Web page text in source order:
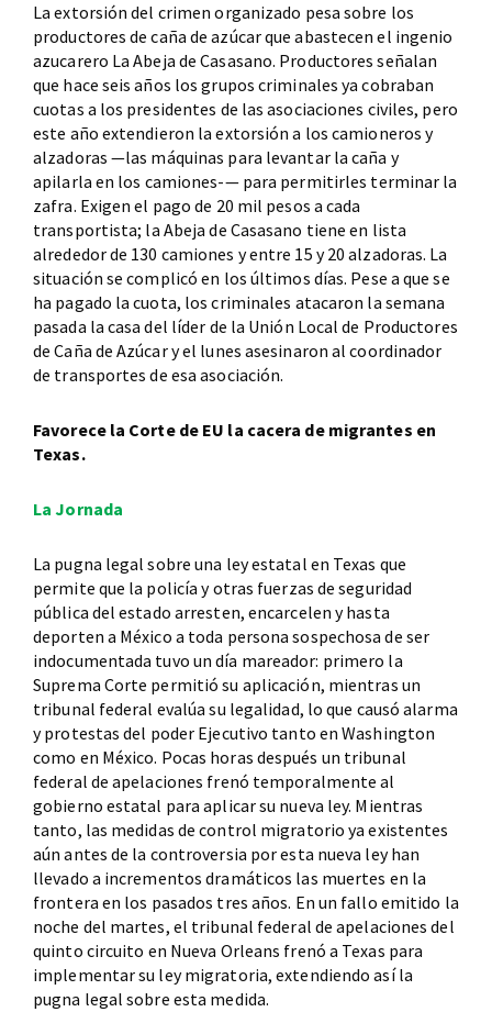
La extorsión del crimen organizado pesa sobre los
productores de caña de azúcar que abastecen el ingenio
azucarero La Abeja de Casasano. Productores señalan
que hace seis años los grupos criminales ya cobraban
cuotas a los presidentes de las asociaciones civiles, pero
este año extendieron la extorsión a los camioneros y
alzadoras —las máquinas para levantar la caña y
apilarla en los camiones-— para permitirles terminar la
zafra. Exigen el pago de 20 mil pesos a cada
transportista; la Abeja de Casasano tiene en lista
alrededor de 130 camiones y entre 15 y 20 alzadoras. La
situación se complicó en los últimos días. Pese a que se
ha pagado la cuota, los criminales atacaron la semana
pasada la casa del líder de la Unión Local de Productores
de Caña de Azúcar y el lunes asesinaron al coordinador
de transportes de esa asociación.
Favorece la Corte de EU la cacera de migrantes en
Texas.
La Jornada
La pugna legal sobre una ley estatal en Texas que
permite que la policía y otras fuerzas de seguridad
pública del estado arresten, encarcelen y hasta
deporten a México a toda persona sospechosa de ser
indocumentada tuvo un día mareador: primero la
Suprema Corte permitió su aplicación, mientras un
tribunal federal evalúa su legalidad, lo que causó alarma
y protestas del poder Ejecutivo tanto en Washington
como en México. Pocas horas después un tribunal
federal de apelaciones frenó temporalmente al
gobierno estatal para aplicar su nueva ley. Mientras
tanto, las medidas de control migratorio ya existentes
aún antes de la controversia por esta nueva ley han
llevado a incrementos dramáticos las muertes en la
frontera en los pasados tres años. En un fallo emitido la
noche del martes, el tribunal federal de apelaciones del
quinto circuito en Nueva Orleans frenó a Texas para
implementar su ley migratoria, extendiendo así la
pugna legal sobre esta medida.